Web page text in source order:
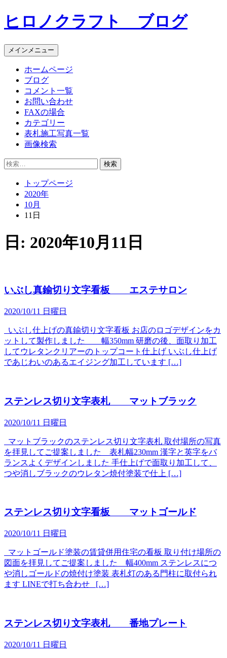
コ
ン
ン
ツ
ヒロノクラフト ブログ
メインメニュー
ホームページ
ブログ
コメント一覧
お問い合わせ
FAXの場合
カテゴリー
表札施工写真一覧
画像検索
検
トップページ
2020年
10月
11日
日: 2020年10月11日
いぶし真鍮切り文字看板 エステサロン
2020/10/11 日曜日
いぶし仕上げの真鍮切り文字看板 お店のロゴデザインをカ
ットして製作しました 幅350mm 研磨の後、面取り加工
してウレタンクリアーのトップコート仕上げ いぶし仕上げ
であじわいのあるエイジング加工しています […]
ステンレス切り文字表札 マットブラック
2020/10/11 日曜日
マットブラックのステンレス切り文字表札 取付場所の写真
を拝見してご提案しました 表札幅230mm 漢字と英字をバ
ランスよくデザインしました 手仕上げで面取り加工して、
つや消しブラックのウレタン焼付塗装で仕上 […]
ステンレス切り文字看板 マットゴールド
2020/10/11 日曜日
マットゴールド塗装の賃貸併用住宅の看板 取り付け場所の
図面を拝見してご提案しました 幅400mm ステンレスにつ
や消しゴールドの焼付け塗装 表札灯のある門柱に取付られ
ます LINEで打ち合わせ […]
ステンレス切り文字表札 番地プレート
2020/10/11 日曜日